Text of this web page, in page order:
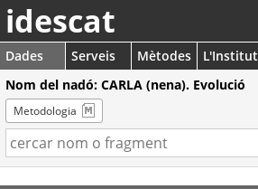
idescat
Dades Serveis Mètodes
L'Institut
Nom del nadó: CARLA (nena). Evolució
Metodologia